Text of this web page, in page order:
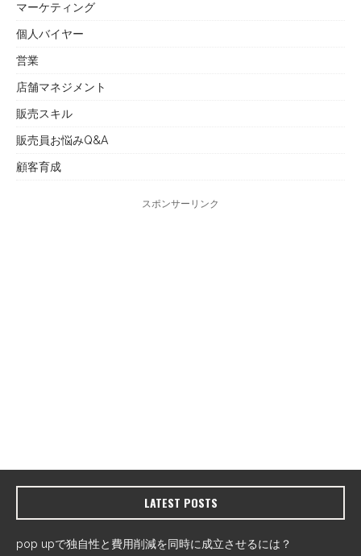
マーケティング
個人バイヤー
営業
店舗マネジメント
販売スキル
販売員お悩みQ&A
顧客育成
スポンサーリンク
LATEST POSTS
pop upで独自性と費用削減を同時に成立させるには？